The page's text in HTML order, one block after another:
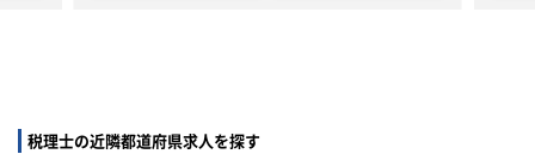
税理士の近隣都道府県求人を探す